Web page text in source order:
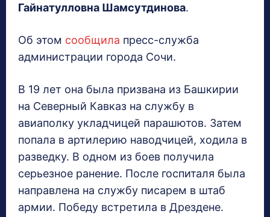
Гайнатулловна Шамсутдинова.
Об этом сообщила пресс-служба
администрации города Сочи.
В 19 лет она была призвана из Башкирии
на Северный Кавказ на службу в
авиаполку укладчицей парашютов. Затем
попала в артилерию наводчицей, ходила в
разведку. В одном из боев получила
серьезное ранение. После госпиталя была
направлена на службу писарем в штаб
армии. Победу встретила в Дрездене.